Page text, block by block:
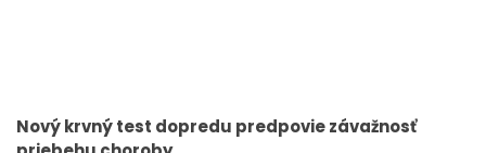
Nový krvný test dopredu predpovie závažnosť